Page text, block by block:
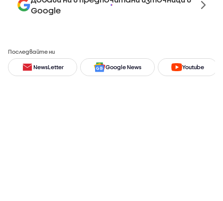
Google
Последвайте ни
NewsLetter Google News Youtube